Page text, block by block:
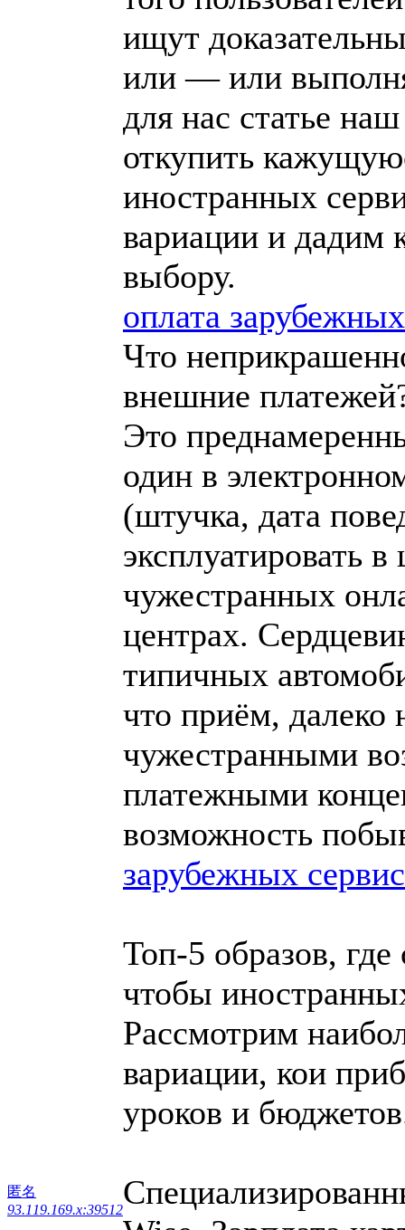
匿名
93.119.169.x:39512
ищут
или — или
для нас статье
откупить
иностранных
вариации и дадим
выбору.
оплата
Что
внешние
Это
один в
(штучка, дата
эксплуатировать
чужестранных
центрах.
типичных
что приём, далеко
чужестранными
платежными
возможность
зарубежных
Топ-5 образов,
чтобы
Рассмотрим
вариации, кои
уроков и